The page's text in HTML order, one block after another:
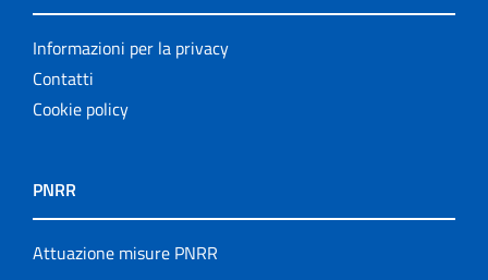
Informazioni per la privacy
Contatti
Cookie policy
PNRR
Attuazione misure PNRR